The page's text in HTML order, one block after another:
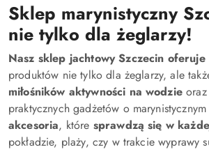
Sklep marynistyczny
nie tylko dla żeglarzy!
Nasz sklep jachtowy Szczecin
produktów nie tylko dla żeglarzy, ale
miłośników aktywności na wodzieoraz
praktycznych gadżetów o marynistycznym
akcesoria, które sprawdzą się w
pokładzie, plaży, czy w trakcie wyprawy